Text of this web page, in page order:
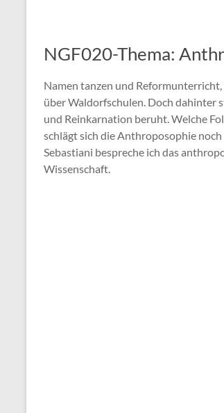
NGF020-Thema:
Namen tanzen und
über Waldorfschulen. Doch dahinter
und Reinkarnation beruht. Welche
schlägt sich die Anthroposophie
Sebastiani bespreche ich das
Wissenschaft.